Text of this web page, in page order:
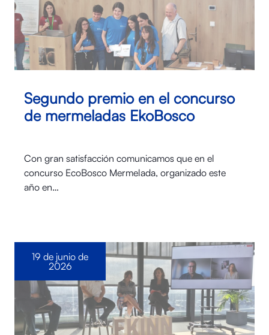
Segundo premio en el concurso
de mermeladas EkoBosco
Con gran satisfacción comunicamos que en el
concurso EcoBosco Mermelada, organizado este
año en…
19 de junio de
2026